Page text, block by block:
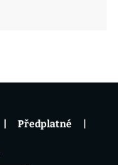
Předplatné